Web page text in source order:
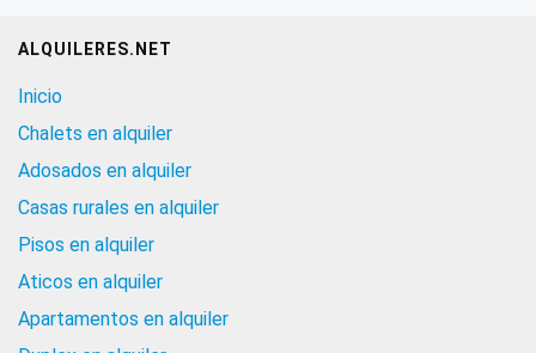
ALQUILERES.NET
Inicio
Chalets en alquiler
Adosados en alquiler
Casas rurales en alquiler
Pisos en alquiler
Aticos en alquiler
Apartamentos en alquiler